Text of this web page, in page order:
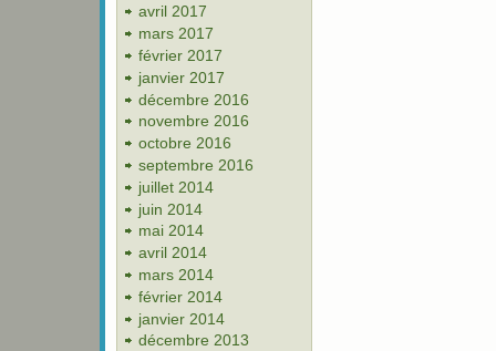
avril 2017
mars 2017
février 2017
janvier 2017
décembre 2016
novembre 2016
octobre 2016
septembre 2016
juillet 2014
juin 2014
mai 2014
avril 2014
mars 2014
février 2014
janvier 2014
décembre 2013